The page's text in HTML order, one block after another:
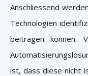
Anschliessend
Technologien
beitragen können.
ist, dass diese nicht